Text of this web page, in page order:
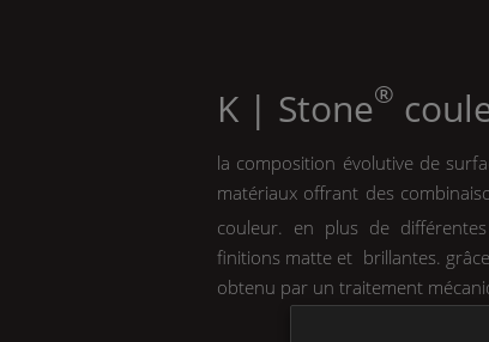
K | Stone®
la composition évolutive de
matériaux offrant des
couleur. en plus de
finitions matte et brillantes.
obtenu par un traitement